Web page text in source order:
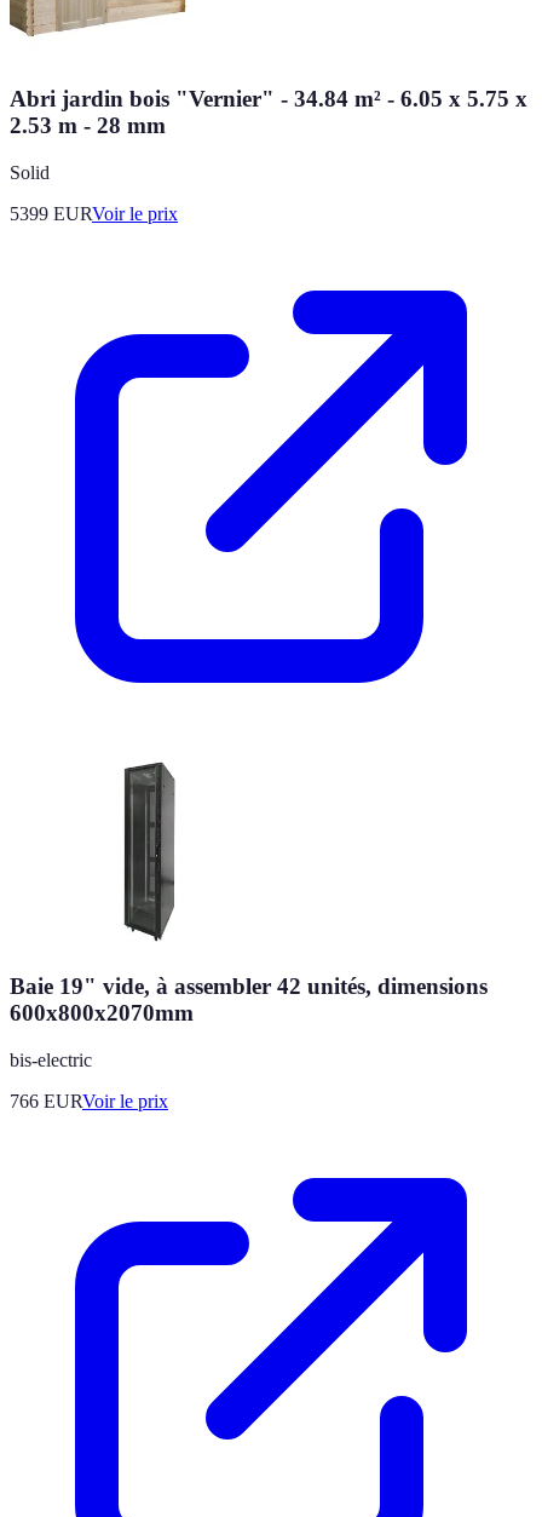
Abri jardin bois "Vernier" - 34.84 m² - 6.05 x 5.75 x
2.53 m - 28 mm
Solid
5399 EURVoir le prix
Baie 19" vide, à assembler 42 unités, dimensions
600x800x2070mm
bis-electric
766 EURVoir le prix